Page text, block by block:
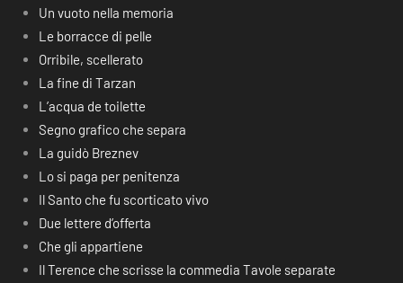
Un vuoto nella memoria
Le borracce di pelle
Orribile, scellerato
La fine di Tarzan
L’acqua de toilette
Segno grafico che separa
La guidò Breznev
Lo si paga per penitenza
Il Santo che fu scorticato vivo
Due lettere d’offerta
Che gli appartiene
Il Terence che scrisse la commedia Tavole separate